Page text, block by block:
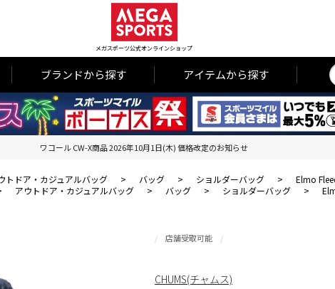
メガスポーツ公式オンラインショップ
ブランドから探す アイテムから探す
ワコール CW-X商品 2026年10月1日(木) 価格改定のお知らせ
トドア・カジュアルバッグ > バッグ > ショルダーバッグ >
Elmo
アウトドア・カジュアルバッグ > バッグ > ショルダーバッグ >
店舗受取可能
CHUMS(チャムス)